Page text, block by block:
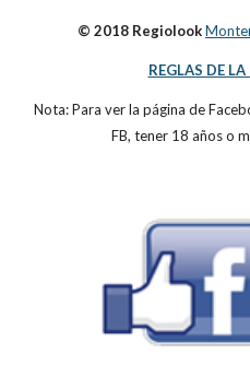
© 2018 Regiolook
REGLAS DE
Nota: Para ver la página de
FB, tener 18 años o